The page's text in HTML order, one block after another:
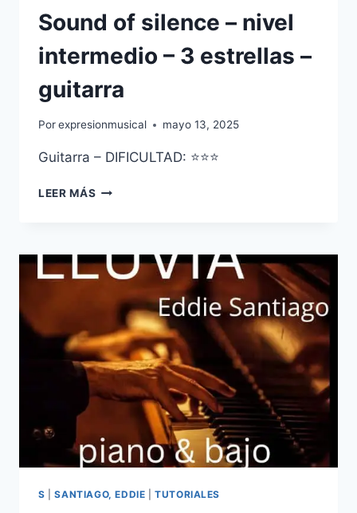
Sound of silence – nivel
intermedio – 3 estrellas –
guitarra
Porexpresionmusical mayo 13, 2025
Guitarra – DIFICULTAD: ⭐⭐⭐
LEER MÁS SOUND
NIVEL
INTERMEDIO
ESTRELLAS
–
GUITARRA
S |SANTIAGO, EDDIE |TUTORIALES